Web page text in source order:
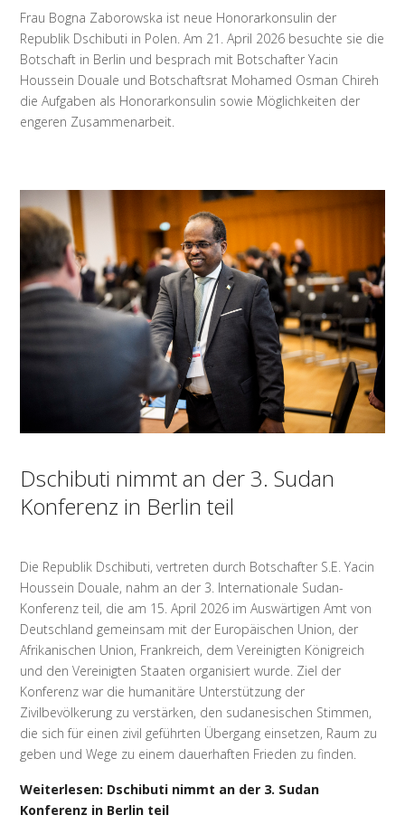
Frau Bogna Zaborowska ist neue Honorarkonsulin der
Republik Dschibuti in Polen. Am 21. April 2026 besuchte sie die
Botschaft in Berlin und besprach mit Botschafter Yacin
Houssein Douale und Botschaftsrat Mohamed Osman Chireh
die Aufgaben als Honorarkonsulin sowie Möglichkeiten der
engeren Zusammenarbeit.
Dschibuti nimmt an der 3. Sudan
Konferenz in Berlin teil
Die Republik Dschibuti, vertreten durch Botschafter S.E. Yacin
Houssein Douale, nahm an der 3. Internationale Sudan-
Konferenz teil, die am 15. April 2026 im Auswärtigen Amt von
Deutschland gemeinsam mit der Europäischen Union, der
Afrikanischen Union, Frankreich, dem Vereinigten Königreich
und den Vereinigten Staaten organisiert wurde. Ziel der
Konferenz war die humanitäre Unterstützung der
Zivilbevölkerung zu verstärken, den sudanesischen Stimmen,
die sich für einen zivil geführten Übergang einsetzen, Raum zu
geben und Wege zu einem dauerhaften Frieden zu finden.
Weiterlesen: Dschibuti nimmt an der 3. Sudan
Konferenz in Berlin teil